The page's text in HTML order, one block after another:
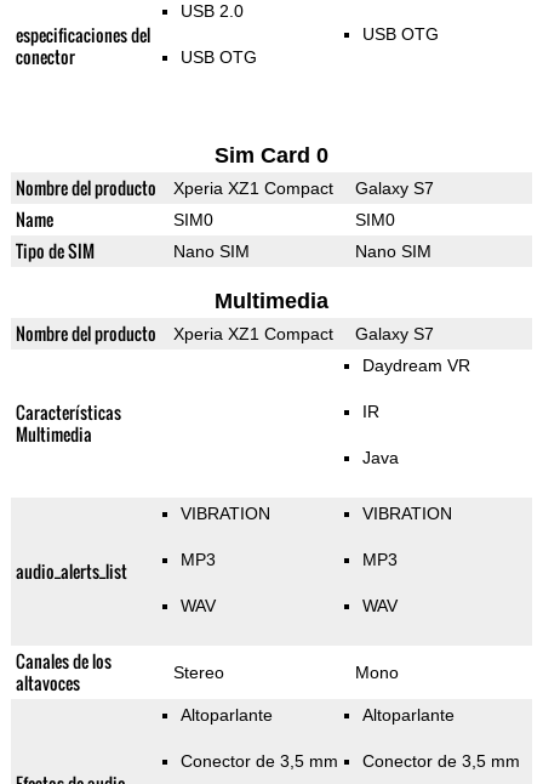
especificaciones del
conector
USB 2.0
USB OTG
USB OTG
Sim Card 0
Nombre del producto Xperia XZ1 Compact Galaxy S7
Name SIM0 SIM0
Tipo de SIM Nano SIM Nano SIM
Multimedia
Nombre del producto Xperia XZ1 Compact Galaxy S7
Características
Multimedia
Daydream VR
IR
Java
audio_alerts_list
VIBRATION
MP3
WAV
VIBRATION
MP3
WAV
Canales de los
altavoces
Stereo Mono
Altoparlante
Conector de 3,5 mm
Altoparlante
Conector de 3,5 mm